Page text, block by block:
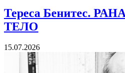
Тереса Бенитес.
ТЕЛО
15.07.2026